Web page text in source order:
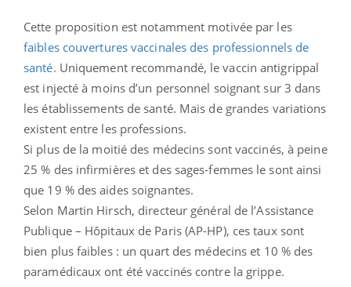
Cette proposition est notamment motivée par les
faibles couvertures vaccinales des professionnels de
santé. Uniquement recommandé, le vaccin antigrippal
est injecté à moins d’un personnel soignant sur 3 dans
les établissements de santé. Mais de grandes variations
existent entre les professions.
Si plus de la moitié des médecins sont vaccinés, à peine
25 % des infirmières et des sages-femmes le sont ainsi
que 19 % des aides soignantes.
Selon Martin Hirsch, directeur général de l’Assistance
Publique – Hôpitaux de Paris (AP-HP), ces taux sont
bien plus faibles : un quart des médecins et 10 % des
paramédicaux ont été vaccinés contre la grippe.